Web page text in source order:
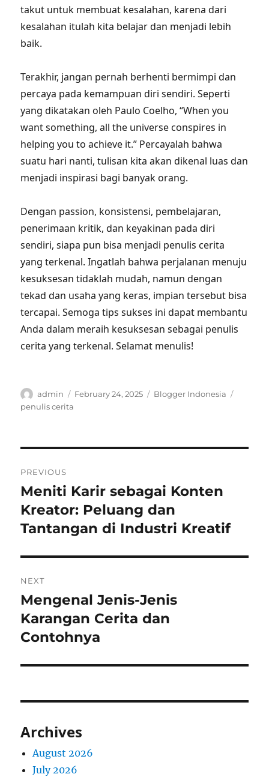
takut untuk membuat kesalahan, karena dari
kesalahan itulah kita belajar dan menjadi lebih
baik.
Terakhir, jangan pernah berhenti bermimpi dan
percaya pada kemampuan diri sendiri. Seperti
yang dikatakan oleh Paulo Coelho, “When you
want something, all the universe conspires in
helping you to achieve it.” Percayalah bahwa
suatu hari nanti, tulisan kita akan dikenal luas dan
menjadi inspirasi bagi banyak orang.
Dengan passion, konsistensi, pembelajaran,
penerimaan kritik, dan keyakinan pada diri
sendiri, siapa pun bisa menjadi penulis cerita
yang terkenal. Ingatlah bahwa perjalanan menuju
kesuksesan tidaklah mudah, namun dengan
tekad dan usaha yang keras, impian tersebut bisa
tercapai. Semoga tips sukses ini dapat membantu
Anda dalam meraih kesuksesan sebagai penulis
cerita yang terkenal. Selamat menulis!
Author
admin
Posted
February 24, 2025 Categories
Blogger Indonesia
penulis cerita
navigation
PREVIOUS
Previous
post:
Meniti Karir sebagai Konten
Kreator: Peluang dan
Tantangan di Industri Kreatif
NEXT
Next
post:
Mengenal Jenis-Jenis
Karangan Cerita dan
Contohnya
Archives
August 2026
July 2026